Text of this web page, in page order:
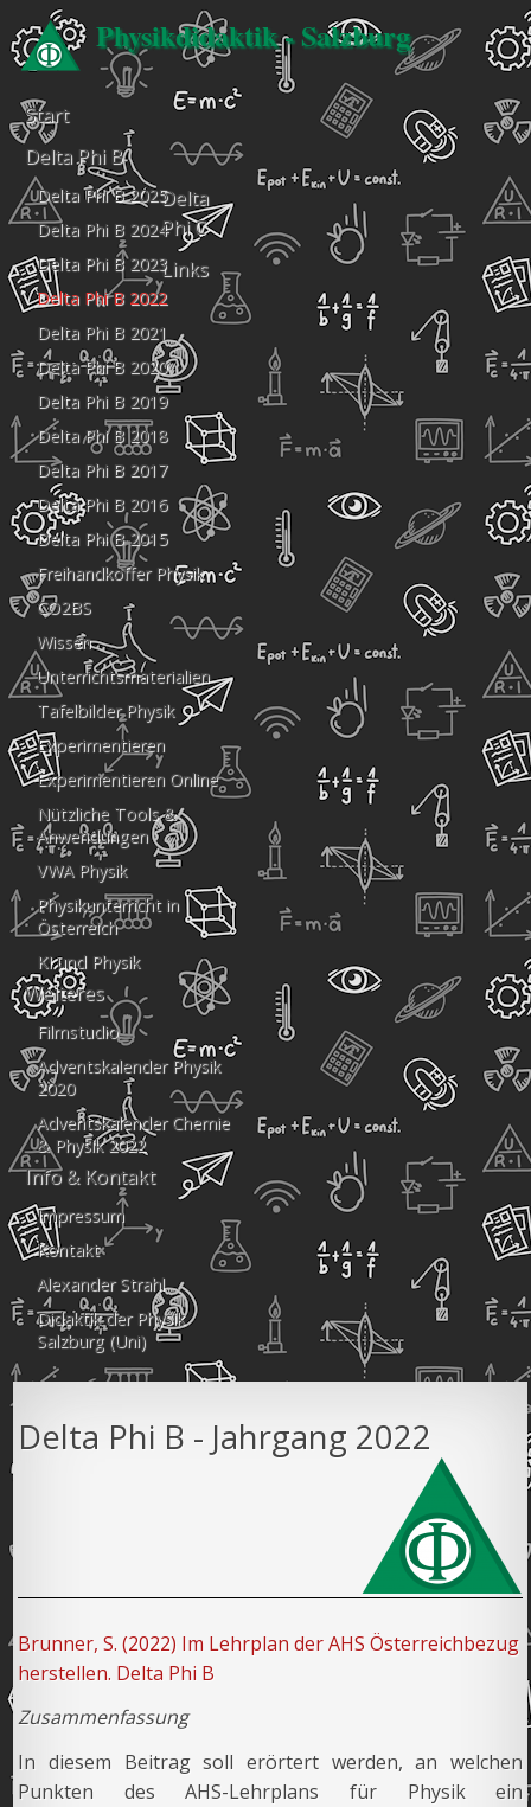
Physikdidaktik - Salzburg
Start
Delta Phi B
Delta Phi B 2025
Delta Phi B 2024
Delta Phi B 2023
Delta Phi B 2022
Delta Phi B 2021
Delta Phi B 2020
Delta Phi B 2019
Delta Phi B 2018
Delta Phi B 2017
Delta Phi B 2016
Delta Phi B 2015
Delta
Phi C
Freihandkoffer Physik
CO2BS
Links
Wissen
Unterrichtsmaterialien
Tafelbilder Physik
Experimentieren
Experimentieren Online
Nützliche Tools &
Anwendungen
VWA Physik
Physikunterricht in
Österreich
KI und Physik
Weiteres
Filmstudio
Adventskalender Physik
2020
Adventskalender Chemie
& Physik 2022
Info & Kontakt
Impressum
Kontakt
Alexander Strahl
Didaktik der Physik
Salzburg (Uni)
Delta Phi B - Jahrgang 2022
Brunner, S. (2022) Im Lehrplan der AHS Österreichbezug
herstellen. Delta Phi B
Zusammenfassung
In diesem Beitrag soll erörtert werden, an welchen
Punkten des AHS-Lehrplans für Physik ein